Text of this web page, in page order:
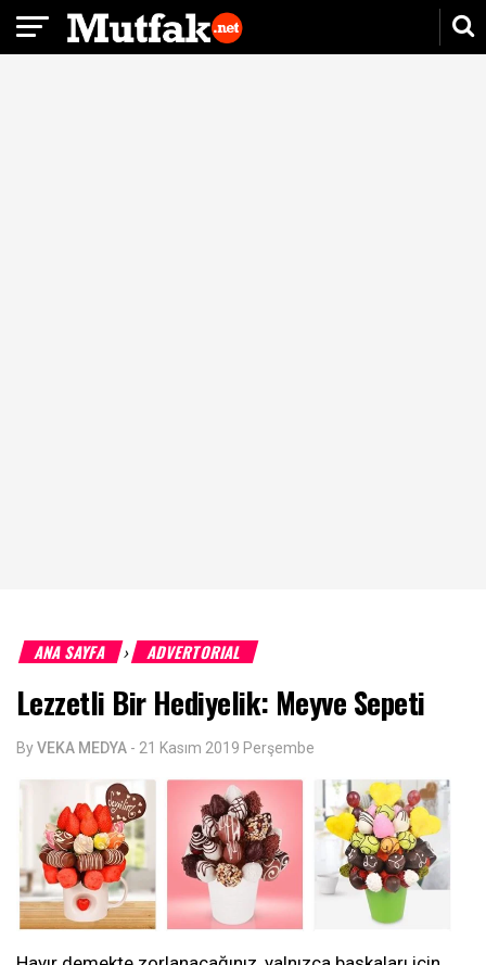
ANA SAYFA › ADVERTORIAL
Lezzetli Bir Hediyelik: Meyve Sepeti
ByVEKA MEDYA - 21 Kasım 2019 Perşembe